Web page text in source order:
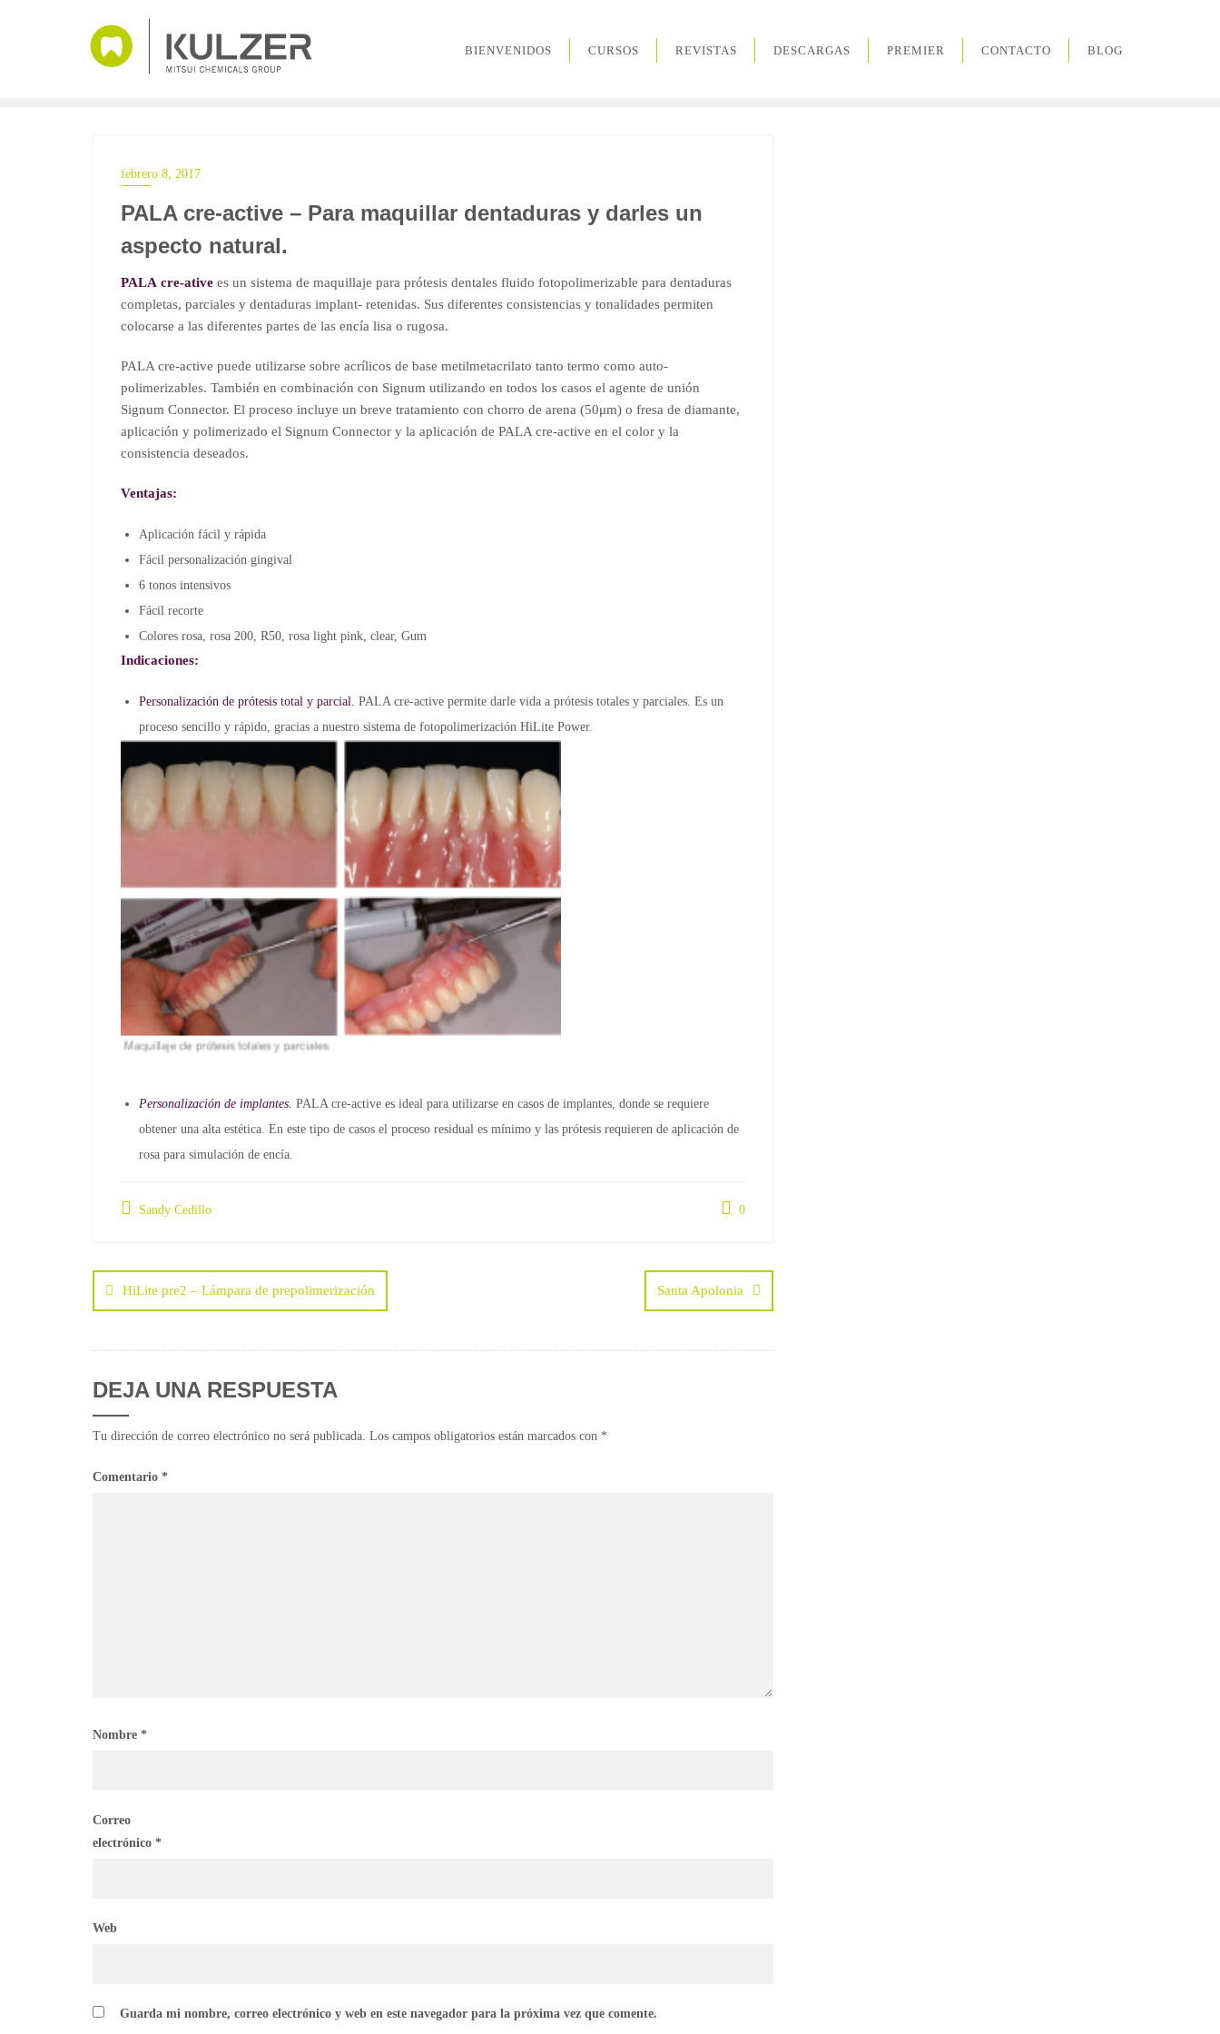
BIENVENIDOS CURSOS REVISTAS DESCARGAS PREMIER CONTACTO BLOG
febrero 8, 2017
PALA cre-active – Para maquillar dentaduras y darles un
aspecto natural.
PALA cre-ative es un sistema de maquillaje para prótesis dentales fluido fotopolimerizable para dentaduras
completas, parciales y dentaduras implant- retenidas. Sus diferentes consistencias y tonalidades permiten
colocarse a las diferentes partes de las encía lisa o rugosa.
PALA cre-active puede utilizarse sobre acrílicos de base metilmetacrilato tanto termo como auto-
polimerizables. También en combinación con Signum utilizando en todos los casos el agente de unión
Signum Connector. El proceso incluye un breve tratamiento con chorro de arena (50μm) o fresa de diamante,
aplicación y polimerizado el Signum Connector y la aplicación de PALA cre-active en el color y la
consistencia deseados.
Ventajas:
Aplicación fácil y rápida
Fácil personalización gingival
6 tonos intensivos
Fácil recorte
Colores rosa, rosa 200, R50, rosa light pink, clear, Gum
Indicaciones:
Personalización de prótesis total y parcial.
PALA cre-active permite darle vida a prótesis totales y parciales. Es un
proceso sencillo y rápido, gracias a nuestro sistema de fotopolimerización HiLite Power.
Personalización de implantes. PALA cre-active es ideal para utilizarse en casos de implantes, donde se requiere
obtener una alta estética. En este tipo de casos el proceso residual es mínimo y las prótesis requieren de aplicación de
rosa para simulación de encía.
Sandy Cedillo 0
Navegación
deHiLite pre2 – Lámpara de prepolimerización Santa Apolonia
DEJA UNA RESPUESTA
Tu dirección de correo electrónico no será publicada. Los campos obligatorios están marcados con *
Comentario *
Nombre *
Correo
electrónico *
Web
Guarda mi nombre, correo electrónico y web en este navegador para la próxima vez que comente.